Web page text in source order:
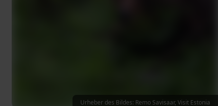
Urheber des Bildes: Remo Savisaar, Visit Estonia